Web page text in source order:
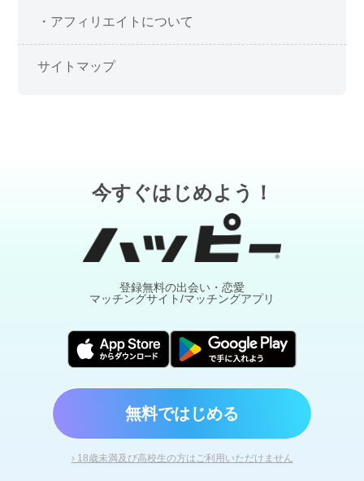
・アフィリエイトについて
サイトマップ
今すぐはじめよう！
登録無料の出会い・恋愛
マッチングサイト/マッチングアプリ
無料ではじめる
› 18歳未満及び高校生の方はご利用いただけません